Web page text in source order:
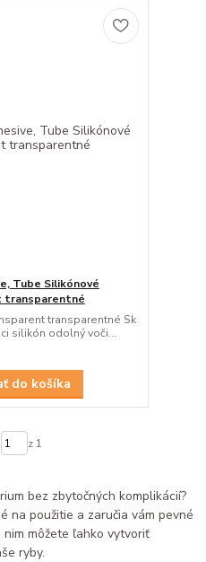
Tube Silikónové
transparentné
transparentné Sk
silikón odolný voči...
do košíka
z 1
bez zbytočných komplikácií?
na použitie a zaručia vám pevné
môžete ľahko vytvoriť
ryby.